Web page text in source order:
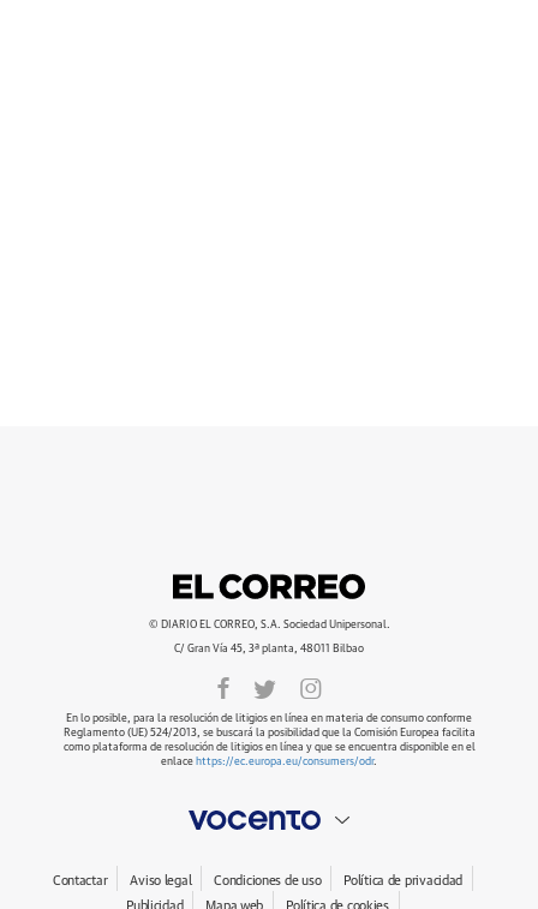
© DIARIO EL CORREO, S.A. Sociedad Unipersonal.
C/ Gran Vía 45, 3ª planta, 48011 Bilbao
En lo posible, para la resolución de litigios en línea en materia de consumo conforme
Reglamento (UE) 524/2013, se buscará la posibilidad que la Comisión Europea facilita
como plataforma de resolución de litigios en línea y que se encuentra disponible en el
enlace https://ec.europa.eu/consumers/odr.
Contactar Aviso legal Condiciones de uso
Política de privacidad
Publicidad
Mapa web Política de cookies